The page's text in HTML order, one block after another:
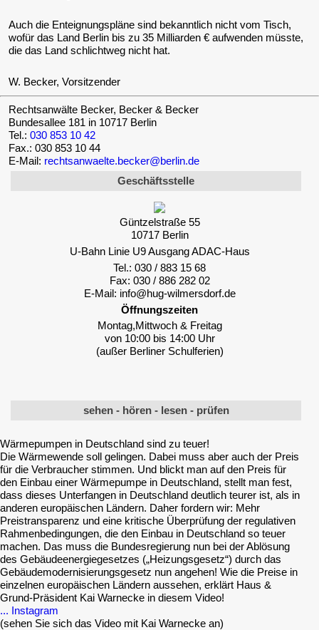
Auch die Enteignungspläne sind bekanntlich nicht vom Tisch,
wofür das Land Berlin bis zu 35 Milliarden € aufwenden müsste,
die das Land schlichtweg nicht hat.
W. Becker, Vorsitzender
Rechtsanwälte Becker, Becker & Becker
Bundesallee 181 in 10717 Berlin
Tel.: 030 853 10 42
Fax.: 030 853 10 44
E-Mail: rechtsanwaelte.becker@berlin.de
Geschäftsstelle
Güntzelstraße 55
10717 Berlin
U-Bahn Linie U9 Ausgang ADAC-Haus
Tel.: 030 / 883 15 68
Fax: 030 / 886 282 02
E-Mail: info@hug-wilmersdorf.de
Öffnungszeiten
Montag,Mittwoch & Freitag
von 10:00 bis 14:00 Uhr
(außer Berliner Schulferien)
sehen - hören - lesen - prüfen
Wärmepumpen in Deutschland sind zu teuer!
Die Wärmewende soll gelingen. Dabei muss aber auch der Preis
für die Verbraucher stimmen. Und blickt man auf den Preis für
den Einbau einer Wärmepumpe in Deutschland, stellt man fest,
dass dieses Unterfangen in Deutschland deutlich teurer ist, als in
anderen europäischen Ländern. Daher fordern wir: Mehr
Preistransparenz und eine kritische Überprüfung der regulativen
Rahmenbedingungen, die den Einbau in Deutschland so teuer
machen. Das muss die Bundesregierung nun bei der Ablösung
des Gebäudeenergiegesetzes („Heizungsgesetz“) durch das
Gebäudemodernisierungsgesetz nun angehen! Wie die Preise in
einzelnen europäischen Ländern aussehen, erklärt Haus &
Grund-Präsident Kai Warnecke in diesem Video!
... Instagram
(sehen Sie sich das Video mit Kai Warnecke an)